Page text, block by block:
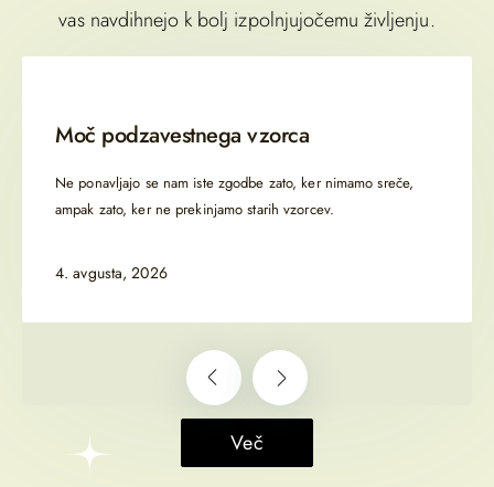
vas navdihnejo k bolj izpolnjujočemu življenju.
Moč podzavestnega vzorca
Ne ponavljajo se nam iste zgodbe zato, ker nimamo sreče,
ampak zato, ker ne prekinjamo starih vzorcev.
4. avgusta, 2026
Več